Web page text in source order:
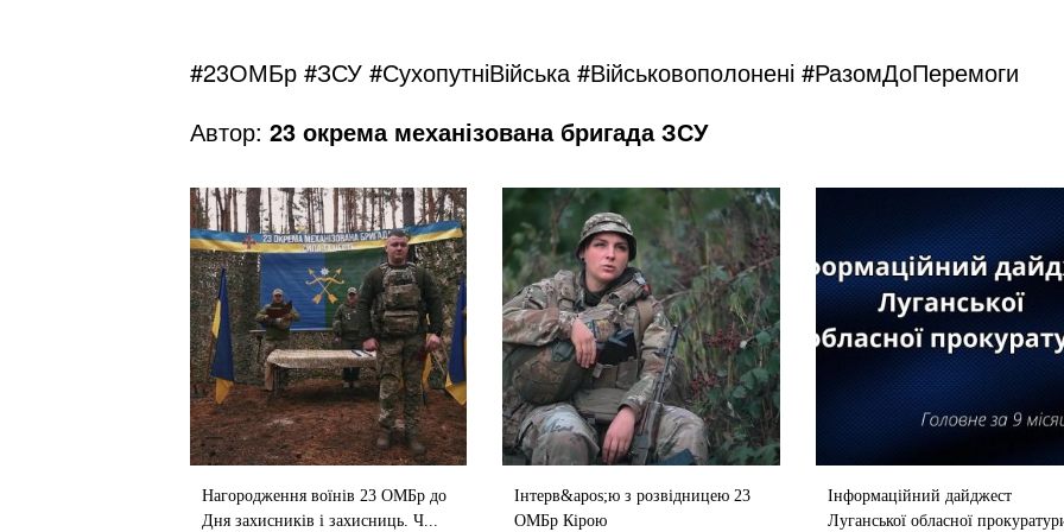
#23ОМБр #ЗСУ #СухопутніВійська #Військовополонені #РазомДоПеремоги
Автор: 23 окрема механізована бригада ЗСУ
Нагородження воїнів 23 ОМБр до
Дня захисників і захисниць. Ч...
Інтерв&apos;ю з розвідницею 23
ОМБр Кірою
Інформаційний дайджест
Луганської обласної